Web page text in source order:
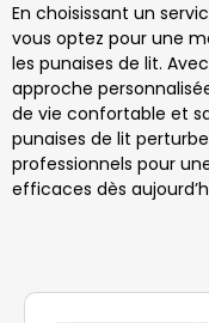
En choisissant un
vous optez pour une
les punaises de lit.
approche
de vie confortable et
punaises de lit
professionnels pour
efficaces dès